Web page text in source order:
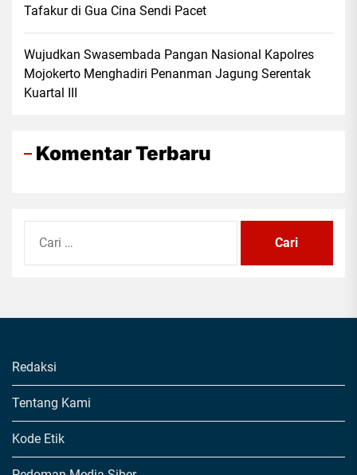
Tafakur di Gua Cina Sendi Pacet
Wujudkan Swasembada Pangan Nasional Kapolres
Mojokerto Menghadiri Penanman Jagung Serentak
Kuartal III
Komentar Terbaru
untuk:
Redaksi
Tentang Kami
Kode Etik